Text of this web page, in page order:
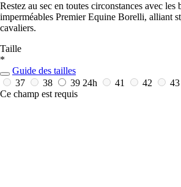
Restez au sec en toutes circonstances avec les
imperméables Premier Equine Borelli, alliant
cavaliers.
Taille
*
Guide des tailles
37
38 39 24h 41 42 43
Ce champ est requis